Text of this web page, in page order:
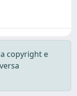
copyright e